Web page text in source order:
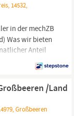
14532,
in der mechZB
Was wir bieten
Anteil
im
Juli Du kannst
/Land
Großbeeren